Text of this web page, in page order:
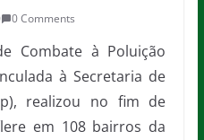
0 Comments
Combate à Poluição
à Secretaria de
realizou no fim de
em 108 bairros da